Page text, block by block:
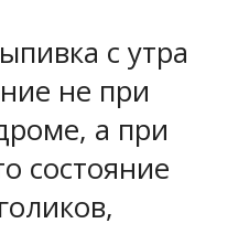
с утра
не при
а при
состояние